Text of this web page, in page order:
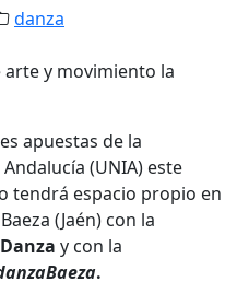
danza
apuestas de la
(UNIA) este
tendrá espacio propio en
(Jaén) con la
y con la
.